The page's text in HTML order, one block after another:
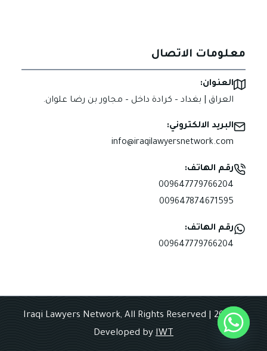
معلومات الاتصال
العنوان:
العراق | بغداد – كرادة داخل – مجاور بن رضا علوان.
البريد الالكتروني:
info@iraqilawyersnetwork.com
رقم الهاتف:
009647779766204
009647874671595
رقم الهاتف:
009647779766204
© 2025 Iraqi Lawyers Network, All Rights Reserved |
Developed by IWT